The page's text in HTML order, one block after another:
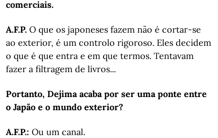
comerciais.
A.F.P. O que os japoneses fazem não é cortar-se
ao exterior, é um controlo rigoroso. Eles decidem
o que é que entra e em que termos. Tentavam
fazer a filtragem de livros...
Portanto, Dejima acaba por ser uma ponte entre
o Japão e o mundo exterior?
A.F.P.: Ou um canal.